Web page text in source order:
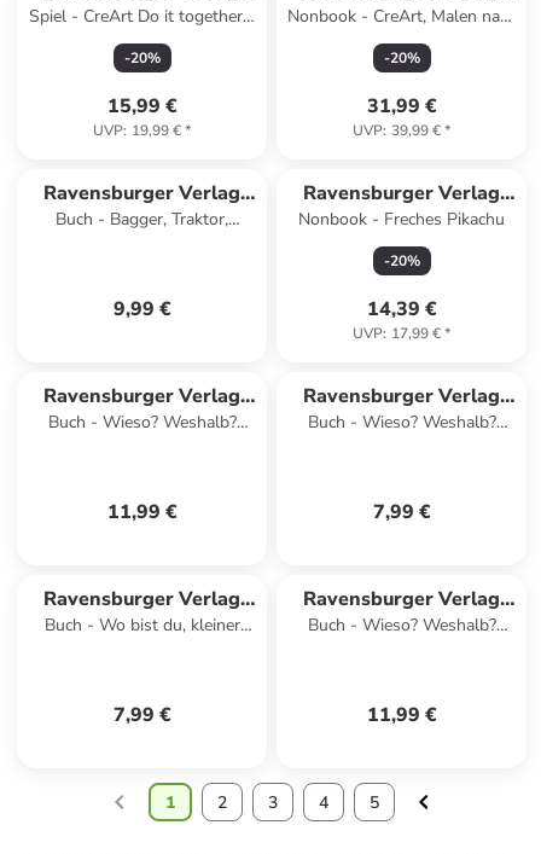
GmbH
Spiel - CreArt Do it together -
Krokodil
-20%
15,99 €
UVP: 19,99 €*
GmbH
Nonbook - CreArt, Malen nach
Zahlen Kinder - Atelier Pferde
-20%
31,99 €
UVP: 39,99 €*
Ravensburger Verlag
GmbH
Buch - Bagger, Traktor,
9,99 €
Ravensburger Verlag
GmbH
Nonbook - Freches Pikachu
-20%
14,39 €
UVP: 17,99 €*
Ravensburger Verlag
GmbH
Buch - Wieso? Weshalb?
11,99 €
Ravensburger Verlag
GmbH
Buch - Wieso? Weshalb?
7,99 €
Ravensburger Verlag
GmbH
Buch - Wo bist du, kleiner
7,99 €
Ravensburger Verlag
GmbH
Buch - Wieso? Weshalb?
11,99 €
1 2 3 4 5